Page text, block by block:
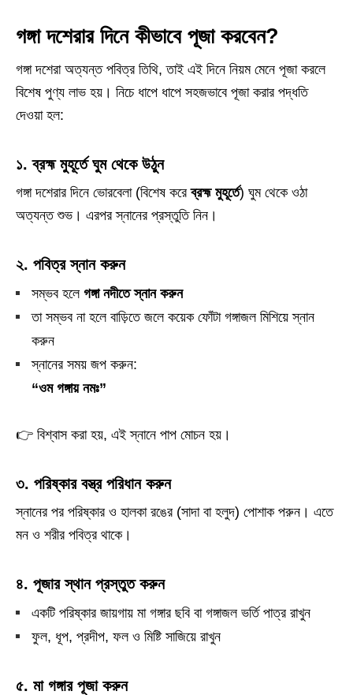
গঙ্গা দশেরার দিনে কীভাবে পূজা করবেন?
গঙ্গা দশেরা অত্যন্ত পবিত্র তিথি, তাই এই দিনে নিয়ম মেনে পূজা করলে
বিশেষ পুণ্য লাভ হয়। নিচে ধাপে ধাপে সহজভাবে পূজা করার পদ্ধতি
দেওয়া হল:
১. ব্রহ্ম মুহূর্তে ঘুম থেকে উঠুন
গঙ্গা দশেরার দিনে ভোরবেলা (বিশেষ করেব্রহ্ম মুহূর্তে) ঘুম থেকে ওঠা
অত্যন্ত শুভ। এরপর স্নানের প্রস্তুতি নিন।
২. পবিত্র স্নান করুন
সম্ভব হলে গঙ্গা নদীতে স্নান করুন
তা সম্ভব না হলে বাড়িতে জলে কয়েক ফোঁটা গঙ্গাজল মিশিয়ে স্নান
করুন
স্নানের সময় জপ করুন:
“ওম গঙ্গায় নমঃ”
👉 বিশ্বাস করা হয়, এই স্নানে পাপ মোচন হয়।
৩. পরিষ্কার বস্ত্র পরিধান করুন
স্নানের পর পরিষ্কার ও হালকা রঙের (সাদা বা হলুদ) পোশাক পরুন। এতে
মন ও শরীর পবিত্র থাকে।
৪. পূজার স্থান প্রস্তুত করুন
একটি পরিষ্কার জায়গায় মা গঙ্গার ছবি বা গঙ্গাজল ভর্তি পাত্র রাখুন
ফুল, ধূপ, প্রদীপ, ফল ও মিষ্টি সাজিয়ে রাখুন
৫. মা গঙ্গার পূজা করুন